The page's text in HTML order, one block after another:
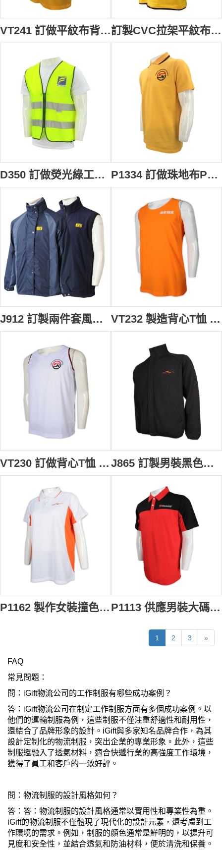
VT241 訂做平紋布背心T恤 設計印花logo 海鮮物流公司 T恤專賣店 T恤工廠 訂製CVC拉架平紋布Polo 撞色扁機領設計 搬運公司 物流 P1341
D350 訂做熒光綠工業背心 反光條 無袖 背心 工業制服製造商 貨櫃 租賃 行業 物流貨櫃場員工背心 P1334 訂做珠地布Polo恤 設計印花logo 撞色領 海鮮物流公司 Polo恤專賣店 Polo恤工廠
J912 訂製兩件套風褸外套 設計連帽金屬啪鈕拉鏈外套 搖粒絨背心外套 接合款風褸外套供應商 物流運輸 澳門 海洋花園 物業管理 VT232 製造背心T恤 橙色 無袖 男裝 物流公司 背心T恤專門店 橙色
VT230 訂做背心T恤 無袖背心 工作服背心 印花 背心 食品 物流公司 T恤專門店 白色 J865 訂製男裝黑色風褸外套 幼袖口車邊設計 物流行業 風褸外套生產商
P1162 製作女裝撞色Polo恤 寬鬆 物流行業 Polo恤專門店 白色 P1113 供應男裝大碼Polo恤 訂購撞色短袖Polo恤 澳門 物流公司 Polo恤製衣廠 紅色撞色黑色
1 2 3 »
FAQ
常見問題：
問：iGift物流公司的工作制服有哪些成功案例？
答：iGift物流公司在制定工作制服方面有多個成功案例。以
他們的運輸制服為例，這些制服不僅注重舒適性和耐用性，
還結合了品牌形象的設計。iGift與多家知名品牌合作，為其
設計定制化的物流制服，突出企業的專業形象。此外，這些
制服還融入了透氣材料，適合快遞行業的高強度工作環境，
獲得了員工和客戶的一致好評。
問：物流制服的設計風格如何？
答：答：物流制服的設計風格通常以實用性和專業性為重。
iGift的物流制服不僅體現了現代化的設計元素，還考慮到工
作環境的需求。例如，制服的顏色通常是鮮明的，以提升可
見度和安全性，並結合透氣和防油材料，便於清洗和保養。